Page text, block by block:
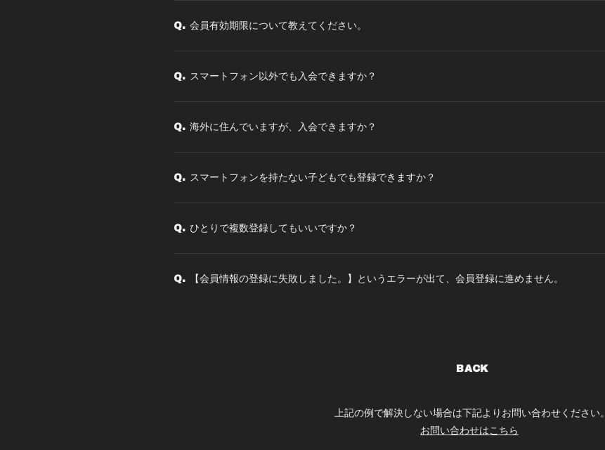
Q. 会員有効期限について教えてください。
Q. スマートフォン以外でも入会できますか？
Q. 海外に住んでいますが、入会できますか？
Q. スマートフォンを持たない子どもでも登録できますか？
Q. ひとりで複数登録してもいいですか？
Q. 【会員情報の登録に失敗しました。】というエラーが出て、会員登録に進めません。
BACK
上記の例で解決しない場合は下記よりお問い合わせください。
お問い合わせはこちら